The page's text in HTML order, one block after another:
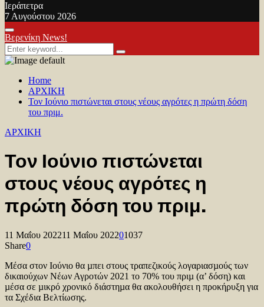
Ιεράπετρα
7 Αυγούστου 2026
Facebook
Twitter
Youtube
Primary
Menu
Βερενίκη News!
Search
for:
Search
Home
ΑΡΧΙΚΗ
Τον Ιούνιο πιστώνεται στους νέους αγρότες η πρώτη δόση
του πριμ.
ΑΡΧΙΚΗ
Τον Ιούνιο πιστώνεται
στους νέους αγρότες η
πρώτη δόση του πριμ.
11 Μαΐου 202211 Μαΐου 202201037
Share0
Μέσα στον Ιούνιο θα µπει στους τραπεζικούς λογαριασµούς των
δικαιούχων Νέων Αγροτών 2021 το 70% του πριµ (α’ δόση) και
µέσα σε µικρό χρονικό διάστηµα θα ακολουθήσει η προκήρυξη για
τα Σχέδια Βελτίωσης.